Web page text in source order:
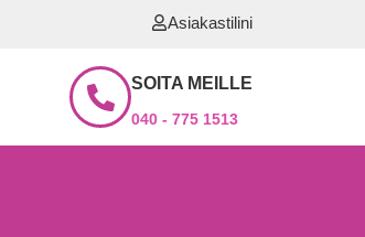
Asiakastilini
SOITA MEILLE
040 - 775 1513